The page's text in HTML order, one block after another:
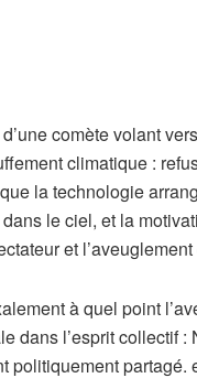
comète volant
climatique :
la technologie
le ciel, et la
et
à quel point
dans l’esprit collectif
politiquement